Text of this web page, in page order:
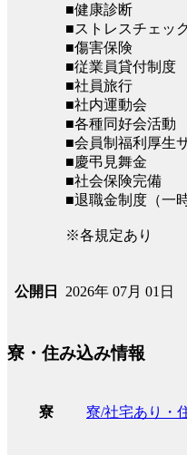
■健康診断
■ストレスチェッ
■傷害保険
■従業員貸付制度
■社員旅行
■社内運動会
■各種同好会活動
■会員制福利厚生
■慶弔見舞金
■社会保険完備
■退職金制度（一
※各規定あり
公開日 2026年 07月 01日
寮・住み込み情報
寮 寮/社宅あり・